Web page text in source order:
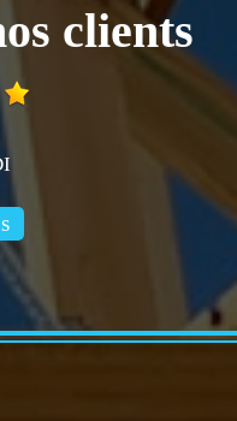
clients